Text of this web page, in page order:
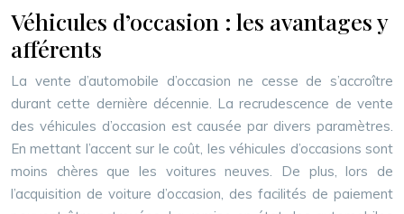
Véhicules d’occasion : les avantages y
afférents
La vente d’automobile d’occasion ne cesse de s’accroître
durant cette dernière décennie. La recrudescence de vente
des véhicules d’occasion est causée par divers paramètres.
En mettant l’accent sur le coût, les véhicules d’occasions sont
moins chères que les voitures neuves. De plus, lors de
l’acquisition de voiture d’occasion, des facilités de paiement